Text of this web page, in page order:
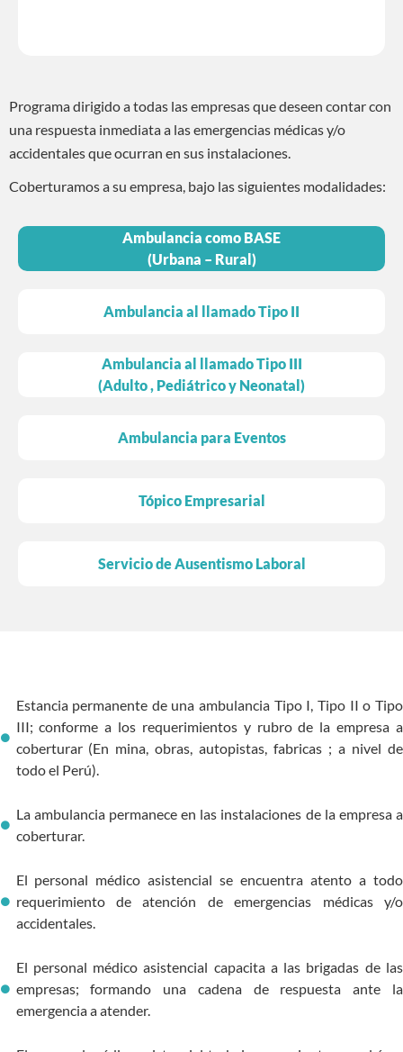
Programa dirigido a todas las empresas que deseen contar con
una respuesta inmediata a las emergencias médicas y/o
accidentales que ocurran en sus instalaciones.
Coberturamos a su empresa, bajo las siguientes modalidades:
Ambulancia como BASE
(Urbana – Rural)
Ambulancia al llamado Tipo II
Ambulancia al llamado Tipo III
(Adulto , Pediátrico y Neonatal)
Ambulancia para Eventos
Tópico Empresarial
Servicio de Ausentismo Laboral
Estancia permanente de una ambulancia Tipo I, Tipo II o Tipo
III; conforme a los requerimientos y rubro de la empresa a
coberturar (En mina, obras, autopistas, fabricas ; a nivel de
todo el Perú).
La ambulancia permanece en las instalaciones de la empresa a
coberturar.
El personal médico asistencial se encuentra atento a todo
requerimiento de atención de emergencias médicas y/o
accidentales.
El personal médico asistencial capacita a las brigadas de las
empresas; formando una cadena de respuesta ante la
emergencia a atender.